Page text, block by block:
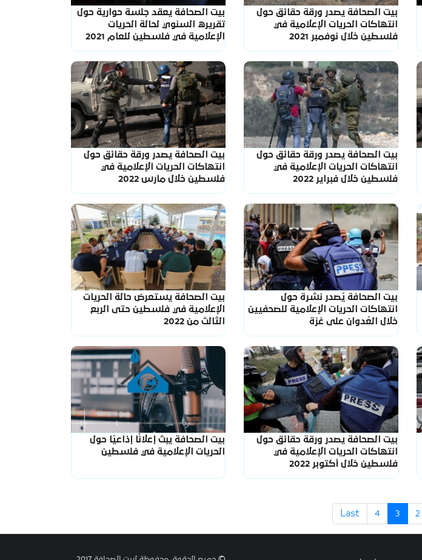
بيت الصحافة يصدر ورقة حقائق حول
انتهاكات الحريات الإعلامية في
فلسطين خلال نوفمبر 2021
بيت الصحافة يعقد جلسة حوارية حول
تقريره السنوي لحالة الحريات
الإعلامية في فلسطين للعام 2021
بيت الصحافة يصدر ورقة حقائق حول
انتهاكات الحريات الإعلامية في
فلسطين خلال فبراير 2022
بيت الصحافة يصدر ورقة حقائق حول
انتهاكات الحريات الإعلامية في
فلسطين خلال مارس 2022
بيت الصحافة يُصدر نشرة حول
انتهاكات الحريات الإعلامية للصحفيين
خلال العُدوان على غزة
بيت الصحافة يستعرض حالة الحريات
الإعلامية في فلسطين حتى الربع
الثالث من 2022
بيت الصحافة يصدر ورقة حقائق حول
انتهاكات الحريات الإعلامية في
فلسطين خلال أكتوبر 2022
بيت الصحافة يبث إعلانًا إذاعيًا حول
الحريات الإعلامية في فلسطين
2
3
4
Last